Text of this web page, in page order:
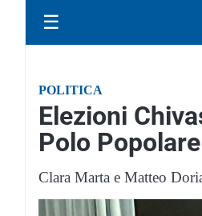
☰
POLITICA
Elezioni
Polo Popolare
Clara Marta e Matteo